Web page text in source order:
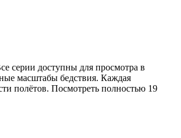
серии доступны для просмотра в
масштабы бедствия. Каждая
полётов. Посмотреть полностью 19